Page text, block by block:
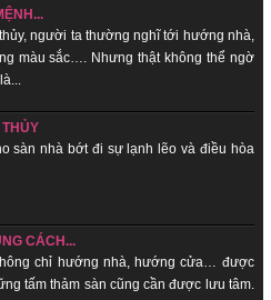
người ta thường nghĩ tới hướng nhà,
màu sắc…. Nhưng thật không thể ngờ
sàn nhà bớt đi sự lạnh lẽo và điều hòa
CÁCH...
chỉ hướng nhà, hướng cửa… được
tấm thảm sàn cũng cần được lưu tâm.